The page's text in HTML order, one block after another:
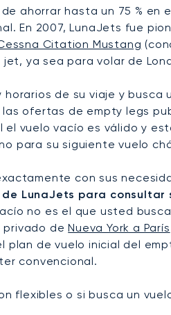
ahorrar hasta un 75 %
En 2007, LunaJets fue
Citation Mustang
ya sea para volar de
de su viaje y
ofertas de empty legs
vuelo vacío es válido y
para su siguiente vuelo
con sus
LunaJets para
no es el que usted
privado deNueva York a París
plan de vuelo inicial del
convencional.
flexibles o si busca un